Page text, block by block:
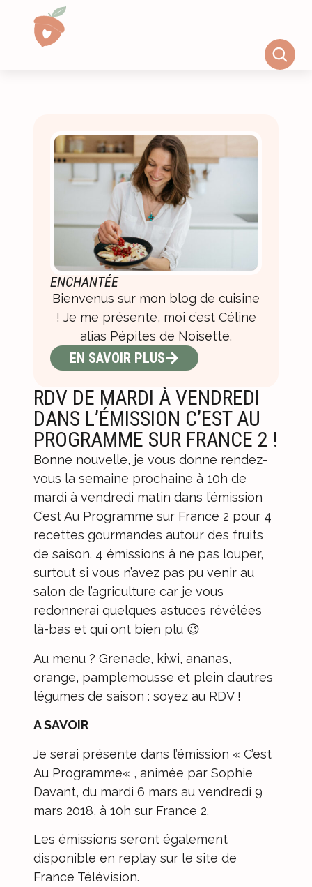
RDV DE MARDI À VENDREDI
DANS L’ÉMISSION C’EST AU
PROGRAMME SUR FRANCE 2 !
Bonne nouvelle, je vous donne rendez-
vous la semaine prochaine à 10h de
mardi à vendredi matin dans l’émission
C’est Au Programme sur France 2 pour 4
recettes gourmandes autour des fruits
de saison. 4 émissions à ne pas louper,
surtout si vous n’avez pas pu venir au
salon de l’agriculture car je vous
redonnerai quelques astuces révélées
là-bas et qui ont bien plu 😉
Au menu ? Grenade, kiwi, ananas,
orange, pamplemousse et plein d’autres
légumes de saison : soyez au RDV !
A SAVOIR
Je serai présente dans l’émission « C’est
Au Programme« , animée par Sophie
Davant, du mardi 6 mars au vendredi 9
mars 2018, à 10h sur France 2.
Les émissions seront également
disponible en replay sur le site de
France Télévision.
ENCHANTÉE
Bienvenus sur mon blog de cuisine
! Je me présente, moi c’est Céline
alias Pépites de Noisette.
EN SAVOIR PLUS